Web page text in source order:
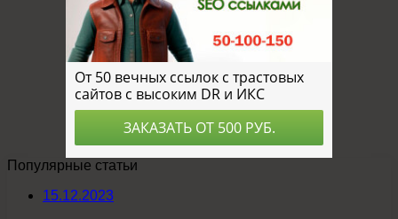
Популярные статьи
15.12.2023